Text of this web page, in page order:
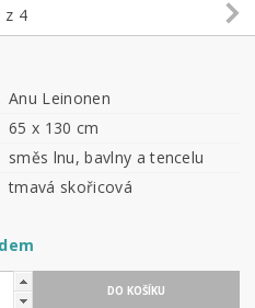
z 4
Anu Leinonen
65 x 130 cm
směs lnu, bavlny a tencelu
tmavá skořicová